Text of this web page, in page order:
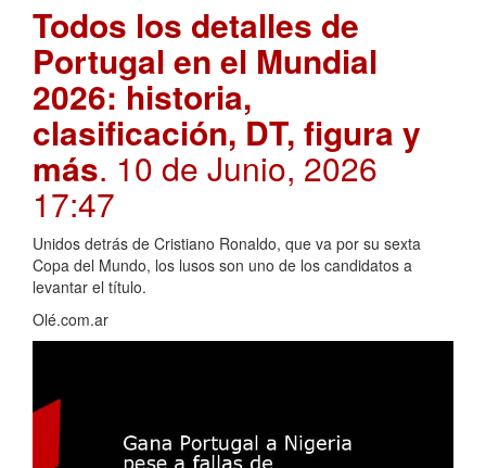
Todos los detalles de
Portugal en el Mundial
2026: historia,
clasificación, DT, figura y
más. 10 de Junio, 2026
17:47
Unidos detrás de Cristiano Ronaldo, que va por su sexta
Copa del Mundo, los lusos son uno de los candidatos a
levantar el título.
Olé.com.ar